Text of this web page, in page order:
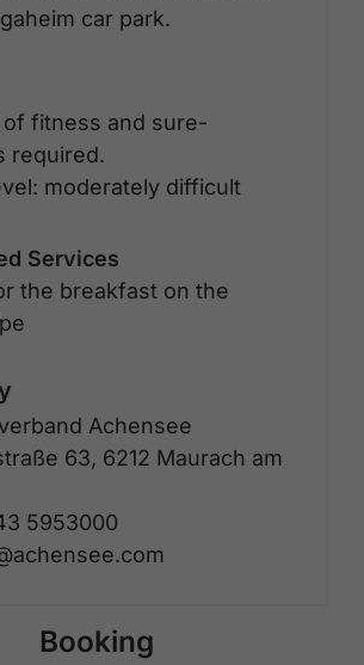
car park.
of fitness and sure-
required.
moderately difficult
Services
the breakfast on the
Achensee
63, 6212 Maurach am
5953000
Booking